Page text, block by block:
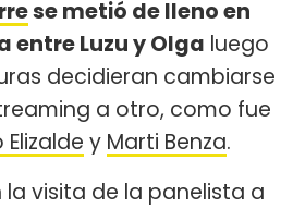
se metió de lleno en
entre Luzu y Olga luego
decidieran cambiarse
a otro, como fue
y Marti Benza.
visita de la panelista a